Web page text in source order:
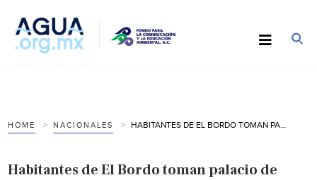
HOME NACIONALES
Habitantes de El Bordo toman palacio de